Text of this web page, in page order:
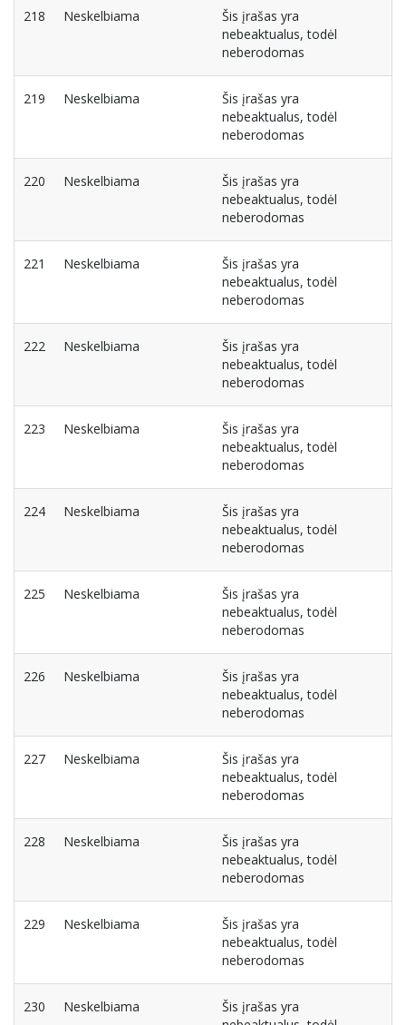
218 Neskelbiama
Šis įrašas yra
nebeaktualus, todėl
neberodomas
219 Neskelbiama
Šis įrašas yra
nebeaktualus, todėl
neberodomas
220 Neskelbiama
Šis įrašas yra
nebeaktualus, todėl
neberodomas
221 Neskelbiama
Šis įrašas yra
nebeaktualus, todėl
neberodomas
222 Neskelbiama
Šis įrašas yra
nebeaktualus, todėl
neberodomas
223 Neskelbiama
Šis įrašas yra
nebeaktualus, todėl
neberodomas
224 Neskelbiama
Šis įrašas yra
nebeaktualus, todėl
neberodomas
225 Neskelbiama
Šis įrašas yra
nebeaktualus, todėl
neberodomas
226 Neskelbiama
Šis įrašas yra
nebeaktualus, todėl
neberodomas
227 Neskelbiama
Šis įrašas yra
nebeaktualus, todėl
neberodomas
228 Neskelbiama
Šis įrašas yra
nebeaktualus, todėl
neberodomas
229 Neskelbiama
Šis įrašas yra
nebeaktualus, todėl
neberodomas
230 Neskelbiama
Šis įrašas yra